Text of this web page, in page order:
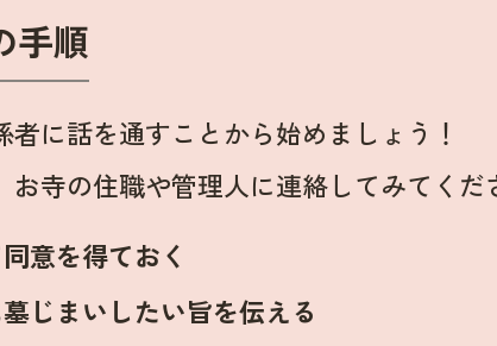
手順
者に話を通すことから始めましょう！
お寺の住職や管理人に連絡してみてくだ
意を得ておく
じまいしたい旨を伝える